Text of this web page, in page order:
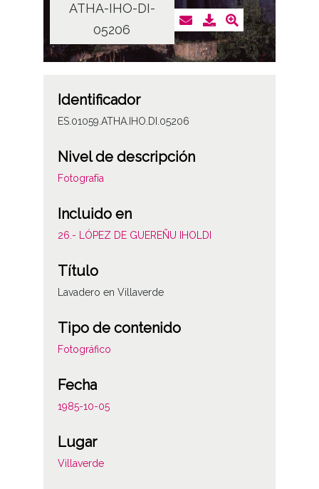
ATHA-IHO-DI-
05206
Identificador
ES.01059.ATHA.IHO.DI.05206
Nivel de descripción
Fotografía
Incluido en
26.- LÓPEZ DE GUEREÑU IHOLDI
Título
Lavadero en Villaverde
Tipo de contenido
Fotográfico
Fecha
1985-10-05
Lugar
Villaverde